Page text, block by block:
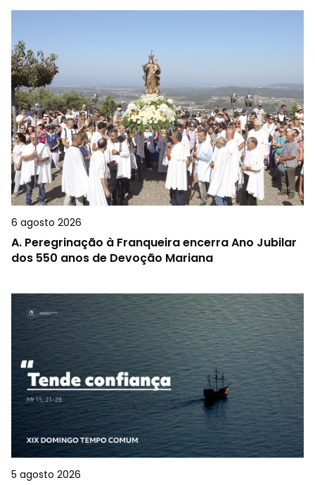
6 agosto 2026
A. Peregrinação à Franqueira encerra Ano Jubilar
dos 550 anos de Devoção Mariana
5 agosto 2026